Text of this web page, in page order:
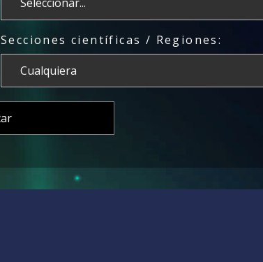
Secciones científicas / Regiones: